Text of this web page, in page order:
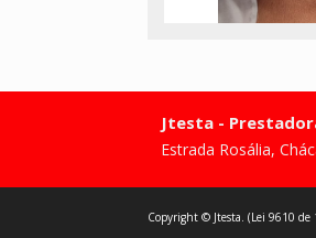
Jtesta -
Estrada Rosália,
Copyright © Jtesta. (Lei 9610